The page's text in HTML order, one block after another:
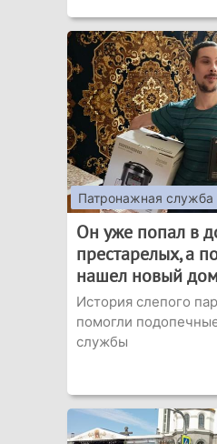
Патронажная служба
Он уже попал в
престарелых, а
нашел новый
История слепого
помогли
службы